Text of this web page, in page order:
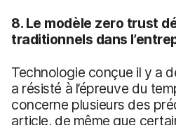
8. Le modèle zero trust
traditionnels dans
Technologie conçue il y a
a résisté à l’épreuve du
concerne plusieurs des
article, de même que